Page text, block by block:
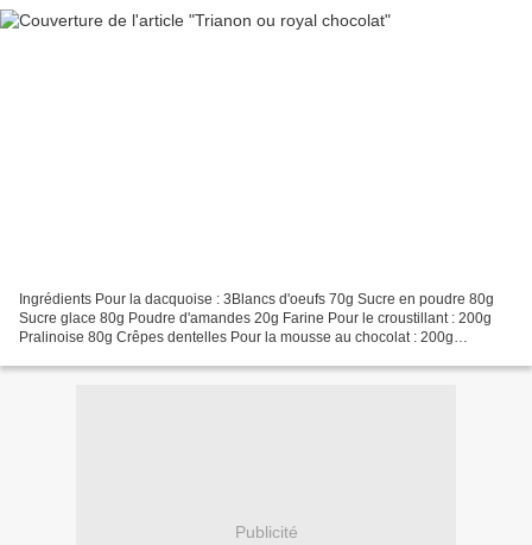
Ingrédients Pour la dacquoise : 3Blancs d'oeufs 70g Sucre en poudre 80g
Sucre glace 80g Poudre d'amandes 20g Farine Pour le croustillant : 200g
Pralinoise 80g Crêpes dentelles Pour la mousse au chocolat : 200g
Publicité